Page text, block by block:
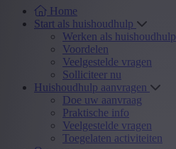
Home
Start als huishoudhulp
Werken als huishoudhulp
Voordelen
Veelgestelde vragen
Solliciteer nu
Huishoudhulp aanvragen
Doe uw aanvraag
Praktische info
Veelgestelde vragen
Toegelaten activiteiten